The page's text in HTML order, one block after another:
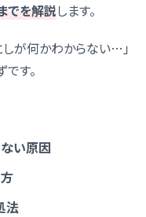
でを解説します。
しが何かわからない…」
す。
い原因
法